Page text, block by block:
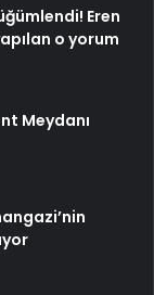
Eren
o yorum
Meydanı